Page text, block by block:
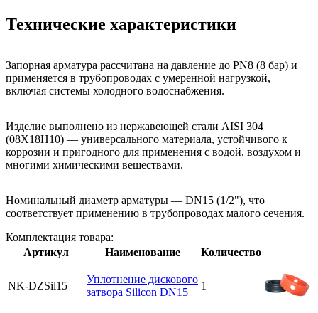
Технические характеристики
Запорная арматура рассчитана на давление до PN8 (8 бар) и
применяется в трубопроводах с умеренной нагрузкой,
включая системы холодного водоснабжения.
Изделие выполнено из нержавеющей стали AISI 304
(08Х18Н10) — универсального материала, устойчивого к
коррозии и пригодного для применения с водой, воздухом и
многими химическими веществами.
Номинальный диаметр арматуры — DN15 (1/2"), что
соответствует применению в трубопроводах малого сечения.
Комплектация товара:
Артикул
Наименование Количество
NK-DZSil15
Уплотнение дискового
затвора Silicon DN15
1